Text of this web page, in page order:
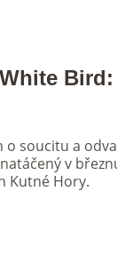
o soucitu a
v
Kutné Hory.